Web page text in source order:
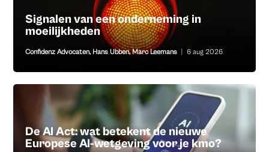
Signalen van een onderneming in
moeilijkheden
Confidenz Advocaten, Hans Ubben,Marc Leemans 6 aug 2026
De AI Act: wat betekent de nieuwe
Europese AI-wetgeving voor je kmo?